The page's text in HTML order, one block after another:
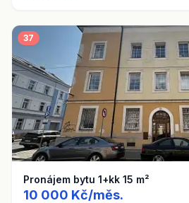
37
Pronájem bytu 1+kk 15 m²
10 000 Kč/měs.